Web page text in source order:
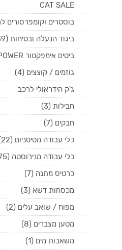
CAT SALE
בוסטרים וקומפרסורים
ביגוד הנעלה ובטיחות (139)
ביטים אימפקטור WHIRLPOWER
גוזמים / קוצצים (4)
ג'ק הידראולי לרכב
חבילות (3)
חבקים (7)
כלי עבודה מטיטניום (22)
כלי עבודה מנירוסטה (75)
כרטיס מתנה (7)
מכסחות דשא (3)
מפוח / שואב עלים (2)
מטען מצברים (8)
משאבות מים (1)